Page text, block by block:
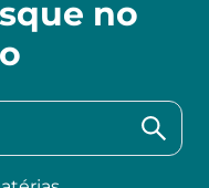
no